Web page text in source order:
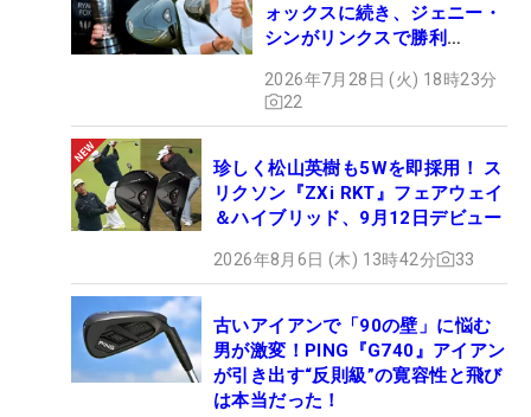
ォックスに続き、ジェニー・
シンがリンクスで勝利
2026年7月28日 (火) 18時23分
22
珍しく松山英樹も5Wを即採用！ ス
リクソン『ZXi RKT』フェアウェイ
＆ハイブリッド、9月12日デビュー
2026年8月6日 (木) 13時42分 33
古いアイアンで「90の壁」に悩む
男が激変！PING『G740』アイアン
が引き出す“反則級”の寛容性と飛び
は本当だった！